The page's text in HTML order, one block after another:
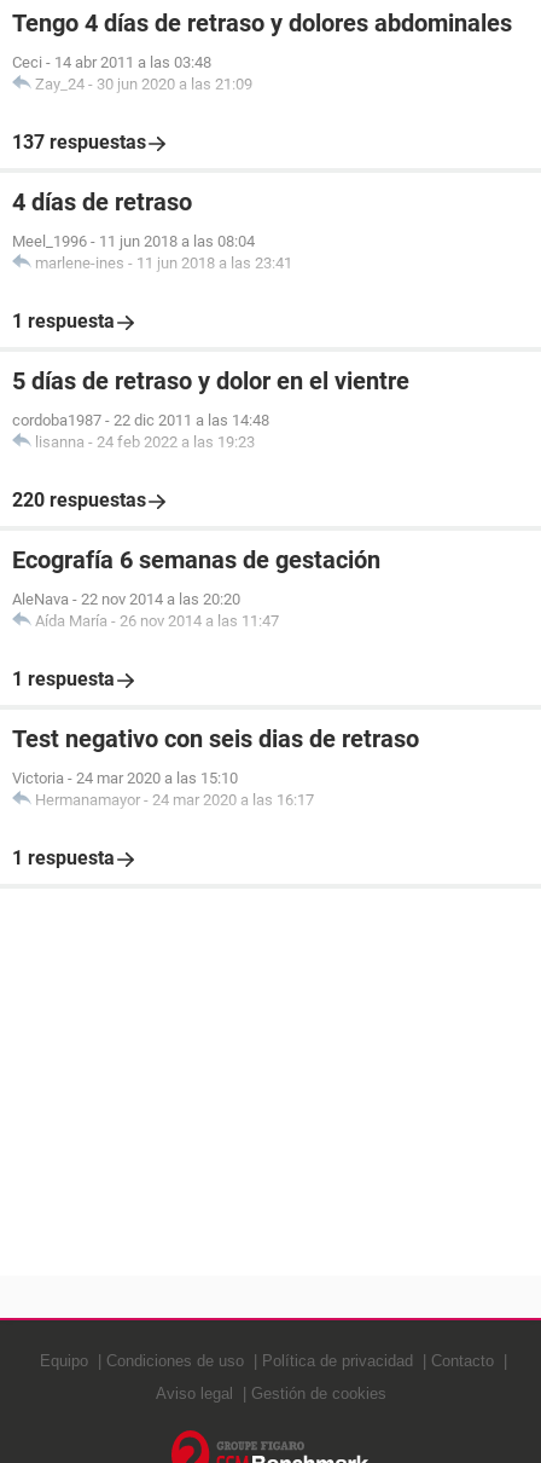
Tengo 4 días de retraso y dolores abdominales
Ceci - 14 abr 2011 a las 03:48
Zay_24 - 30 jun 2020 a las 21:09
137 respuestas
4 días de retraso
Meel_1996 - 11 jun 2018 a las 08:04
marlene-ines - 11 jun 2018 a las 23:41
1 respuesta
5 días de retraso y dolor en el vientre
cordoba1987 - 22 dic 2011 a las 14:48
lisanna - 24 feb 2022 a las 19:23
220 respuestas
Ecografía 6 semanas de gestación
AleNava - 22 nov 2014 a las 20:20
Aída María - 26 nov 2014 a las 11:47
1 respuesta
Test negativo con seis dias de retraso
Victoria - 24 mar 2020 a las 15:10
Hermanamayor - 24 mar 2020 a las 16:17
1 respuesta
Equipo Condiciones de uso Política de privacidad
Contacto
Aviso legal
Gestión de cookies